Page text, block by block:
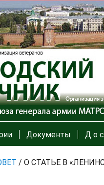
Документы Д о с
/ О СТАТЬЕ В